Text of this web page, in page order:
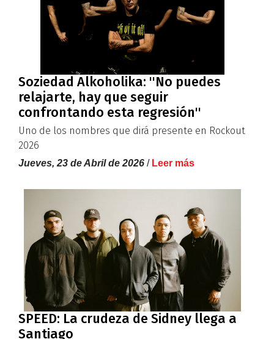
Soziedad Alkoholika: ''No puedes
relajarte, hay que seguir
confrontando esta regresión''
Uno de los nombres que dirá presente en Rockout
2026
Jueves, 23 de Abril de 2026 / Leer más
SPEED: La crudeza de Sidney llega a
Santiago